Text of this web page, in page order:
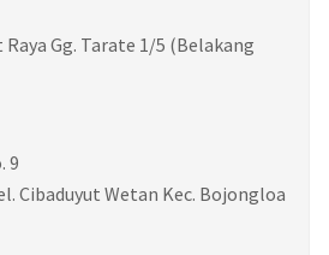
Gg. Tarate 1/5 (Belakang
9
Cibaduyut Wetan Kec. Bojongloa